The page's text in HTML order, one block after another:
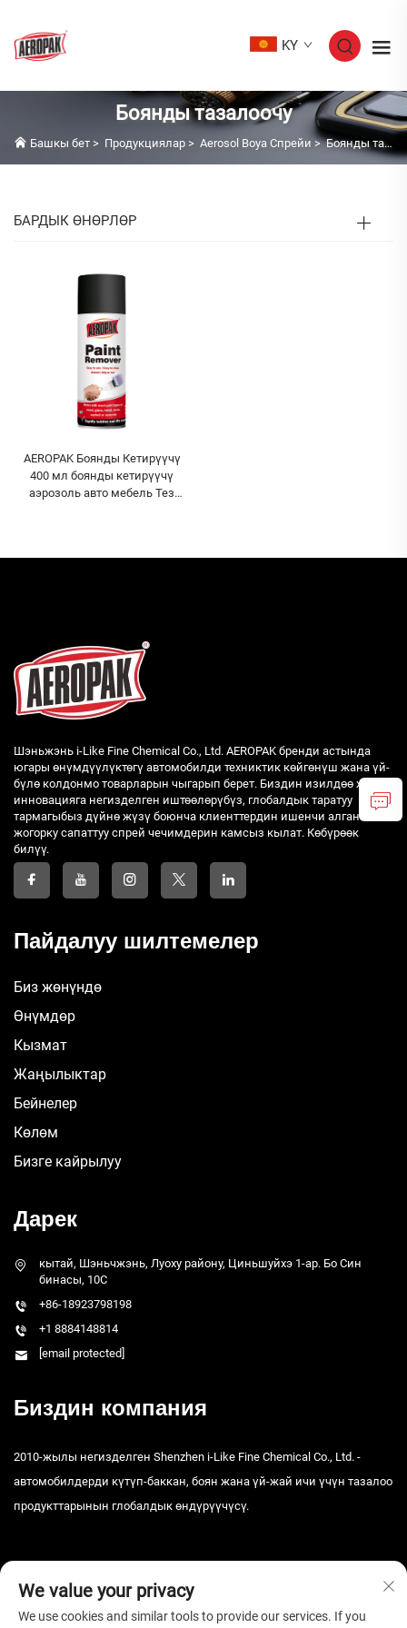
KY
Боянды тазалоочу
Башкы бет > Продукциялар > Aerosol Boya Спрейи >Боянды тазалоочу
БАРДЫК ӨНӨРЛӨР
AEROPAK Боянды Кетирүүчү
400 мл боянды кетирүүчү
аэрозоль авто мебель Тез
Шэньжэнь i-Like Fine Chemical Co., Ltd. AEROPAK бренди астында
югары өнүмдүүлүктөгү автомобилди техниктик көйгөнүш жана үй-
бүлө колдонмо товарларын чыгарып берет. Биздин изилдөө жана
инновацияга негизделген иштөөлөрүбүз, глобалдык таратуу
тармагыбыз дүйнө жүзү боюнча клиенттердин ишенчи алган
жогорку сапаттуу спрей чечимдерин камсыз кылат. Көбүрөөк
билүү.
Пайдалуу шилтемелер
Биз жөнүндө
Өнүмдөр
Кызмат
Жаңылыктар
Бейнелер
Көлөм
Бизге кайрылуу
Дарек
кытай, Шэньчжэнь, Луоху району, Циньшуйхэ 1-ар. Бо Син
бинасы, 10C
+86-18923798198
+1 8884148814
[email protected]
Биздин компания
2010-жылы негизделген Shenzhen i-Like Fine Chemical Co., Ltd. -
автомобилдерди күтүп-баккан, боян жана үй-жай ичи үчүн тазалоо
продукттарынын глобалдык өндүрүүчүсү.
We value your privacy
We use cookies and similar tools to provide our services. If you